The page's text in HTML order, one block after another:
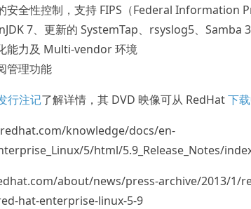
安全性控制，支持 FIPS（Federal Information
7、更新的 SystemTap、rsyslog5、Samba
能力及 Multi-vendor 环境
管理功能
行注记了解详情，其 DVD 映像可从 RedHat下
knowledge/docs/en-
5/html/5.9_Release_Notes/
about/news/press-archive/2013/1/
hat-enterprise-linux-5-9